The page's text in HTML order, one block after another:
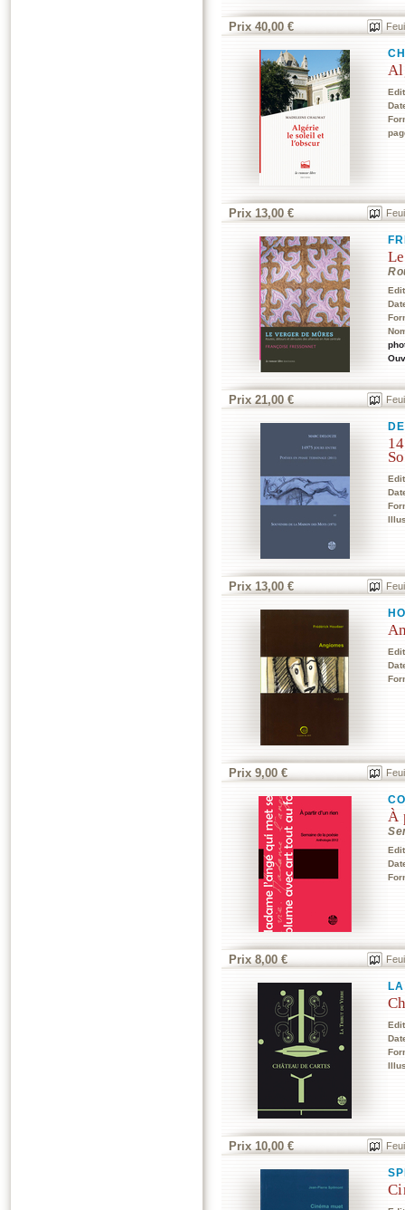
Prix 40,00 €
Prix 13,00 €
Prix 21,00 €
Prix 13,00 €
Prix 9,00 €
À
Prix 8,00 €
Prix 10,00 €